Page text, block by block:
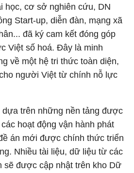
học, cơ sở nghiên cứu, DN
Start-up, diễn đàn, mạng xã
đã ký cam kết đóng góp
Việt số hoá. Đây là minh
về một hệ tri thức toàn diện,
người Việt từ chính nỗ lực
trên những nền tảng được
hoạt động vận hành phát
án mới được chính thức triển
Nhiều tài liệu, dữ liệu từ các
sẽ được cập nhật trên kho Dữ